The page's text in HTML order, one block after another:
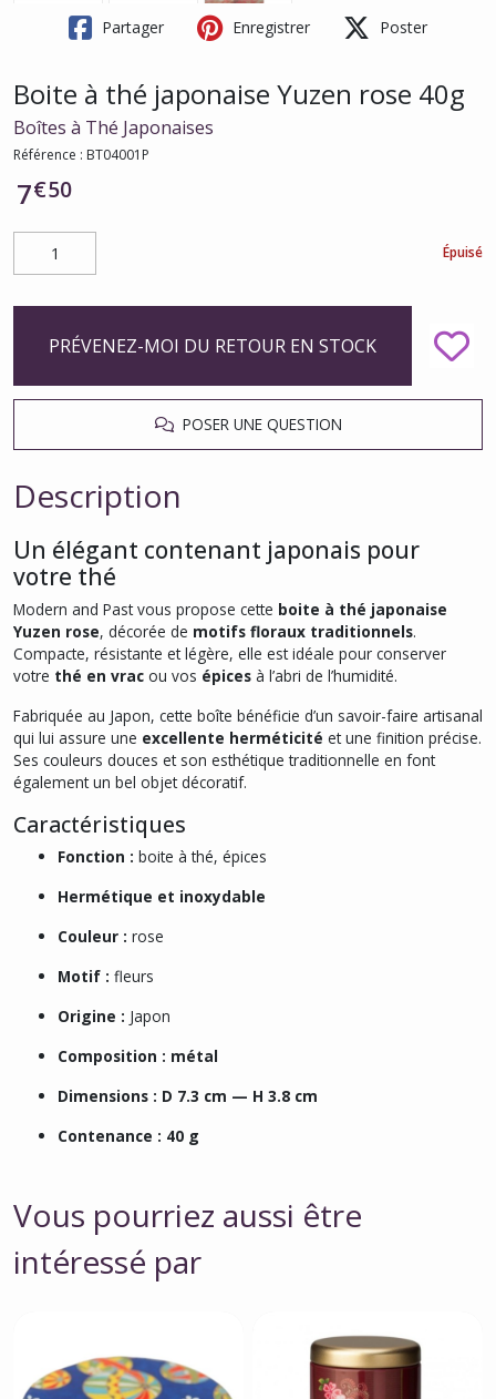
Partager Enregistrer Poster
Boite à thé japonaise Yuzen rose 40g
Boîtes à Thé Japonaises
Référence : BT04001P
7€50
Épuisé
PRÉVENEZ-MOI DU RETOUR EN STOCK
POSER UNE QUESTION
Description
Un élégant contenant japonais pour
votre thé
Modern and Past vous propose cette boite à thé japonaise
Yuzen rose, décorée de motifs floraux traditionnels.
Compacte, résistante et légère, elle est idéale pour conserver
votre thé en vrac ou vos épices à l’abri de l’humidité.
Fabriquée au Japon, cette boîte bénéficie d’un savoir-faire artisanal
qui lui assure une excellente herméticité et une finition précise.
Ses couleurs douces et son esthétique traditionnelle en font
également un bel objet décoratif.
Caractéristiques
Fonction : boite à thé, épices
Hermétique et inoxydable
Couleur : rose
Motif : fleurs
Origine : Japon
Composition : métal
Dimensions : D 7.3 cm — H 3.8 cm
Contenance : 40 g
Vous pourriez aussi être
intéressé par